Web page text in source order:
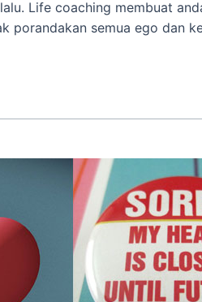
Life coaching membuat
porandakan semua ego dan